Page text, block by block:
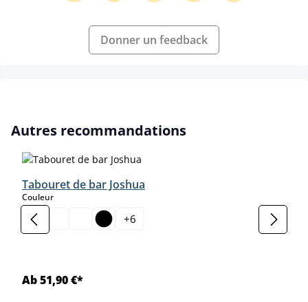
Donner un feedback
Ignorer la galerie de produits
Autres recommandations
Tabouret de bar Joshua
Couleurselect
+6
Ab 51,90 €*